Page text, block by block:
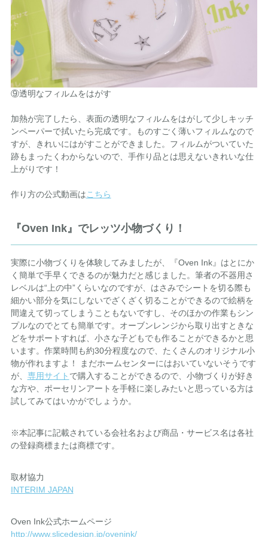
⑨透明なフィルムをはがす
加熱が完了したら、表面の透明なフィルムをはがして少しキッチ
ンペーパーで拭いたら完成です。ものすごく薄いフィルムなので
すが、きれいにはがすことができました。フィルムがついていた
跡もまったくわからないので、手作り品とは思えないきれいな仕
上がりです！
作り方の公式動画はこちら
『Oven Ink』でレッツ小物づくり！
実際に小物づくりを体験してみましたが、『Oven Ink』はとにか
く簡単で手早くできるのが魅力だと感じました。筆者の不器用さ
レベルは“上の中”くらいなのですが、はさみでシートを切る際も
細かい部分を気にしないでざくざく切ることができるので絵柄を
間違えて切ってしまうこともないですし、そのほかの作業もシン
プルなのでとても簡単です。オーブンレンジから取り出すときな
どをサポートすれば、小さな子どもでも作ることができるかと思
います。作業時間も約30分程度なので、たくさんのオリジナル小
物が作れますよ！ まだホームセンターにはおいていないそうです
が、 専用サイト で購入することができるので、小物づくりが好き
な方や、ポーセリンアートを手軽に楽しみたいと思っている方は
試してみてはいかがでしょうか。
※本記事に記載されている会社名および商品・サービス名は各社
の登録商標または商標です。
取材協力
INTERIM JAPAN
Oven Ink公式ホームページ
http://www.slicedesign.jp/ovenink/